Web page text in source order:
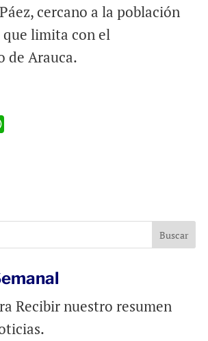
cercano a la población
que limita con el
de Arauca.
p
Recibir nuestro resumen